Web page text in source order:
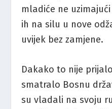
mladiće ne
ih na silu u nove
uvijek bez zamjene.
Dakako to nije
smatralo Bosnu
su vladali na svoju